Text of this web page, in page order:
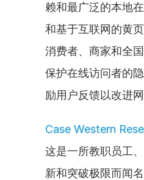
赖和最广泛的本地
和基于互联网的黄
消费者、商家和全
保护在线访问者的
励用户反馈以改进网
Case Western
这是一所教职员工
新和突破极限而闻